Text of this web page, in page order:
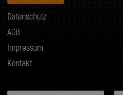
Datenschutz
AGB
Impressum
Kontakt